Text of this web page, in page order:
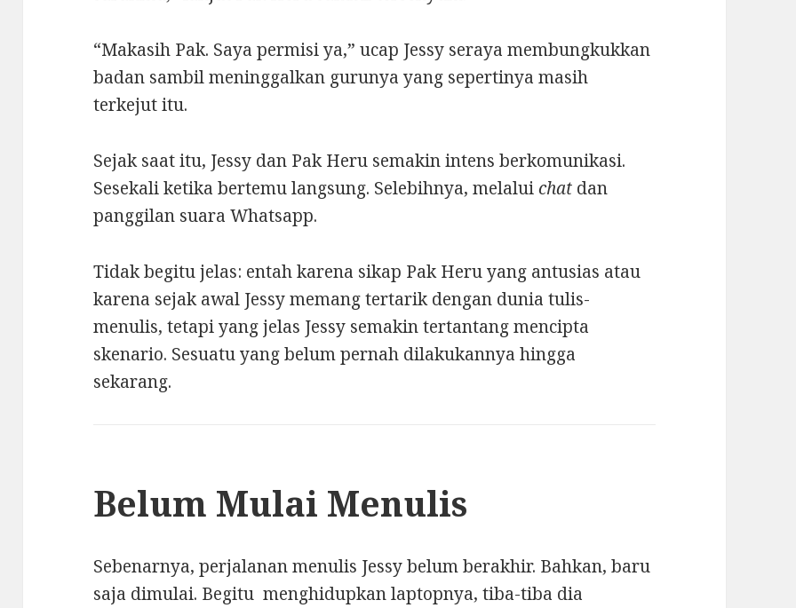
“Makasih Pak. Saya permisi ya,” ucap Jessy seraya membungkukkan
badan sambil meninggalkan gurunya yang sepertinya masih
terkejut itu.
Sejak saat itu, Jessy dan Pak Heru semakin intens berkomunikasi.
Sesekali ketika bertemu langsung. Selebihnya, melaluichat dan
panggilan suara Whatsapp.
Tidak begitu jelas: entah karena sikap Pak Heru yang antusias atau
karena sejak awal Jessy memang tertarik dengan dunia tulis-
menulis, tetapi yang jelas Jessy semakin tertantang mencipta
skenario. Sesuatu yang belum pernah dilakukannya hingga
sekarang.
Belum Mulai Menulis
Sebenarnya, perjalanan menulis Jessy belum berakhir. Bahkan, baru
saja dimulai. Begitu menghidupkan laptopnya, tiba-tiba dia